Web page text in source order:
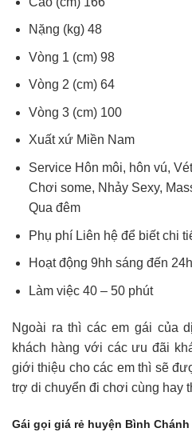
Nặng (kg) 48
Vòng 1 (cm) 98
Vòng 2 (cm) 64
Vòng 3 (cm) 100
Xuất xứ Miền Nam
Service Hôn môi, hôn vú,
Chơi some, Nhảy Sexy,
Qua đêm
Phụ phí Liên hệ để biết chi
Hoạt động 9hh sáng đến
Làm việc 40 – 50 phút
Ngoài ra thì các em gái của
khách hàng với các ưu đãi
giới thiệu cho các em thì sẽ
trợ di chuyển đi chơi cùng hay
Gái gọi giá rẻ huyện Bình